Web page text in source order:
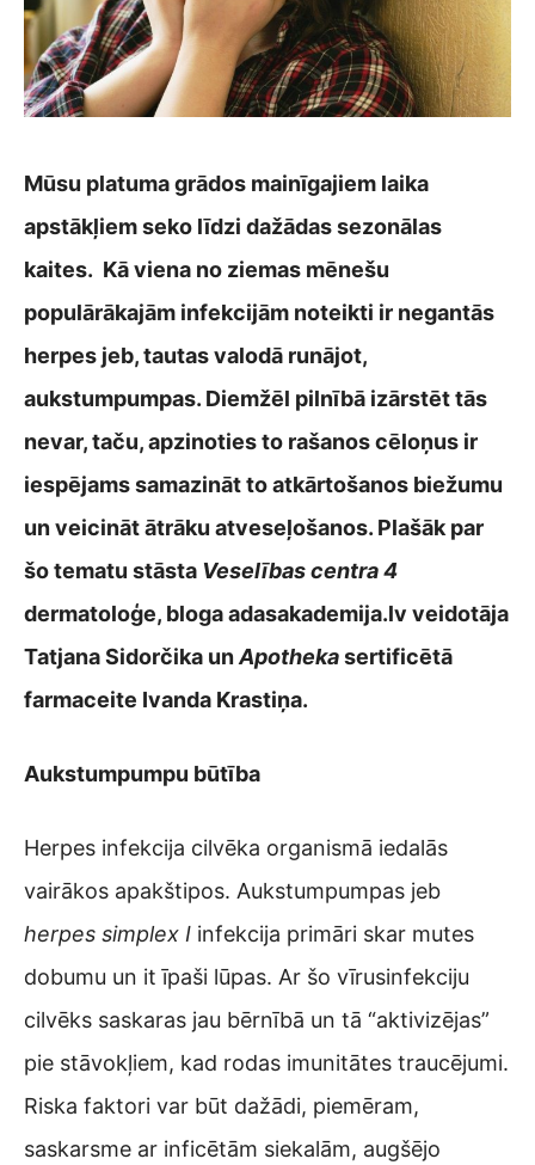
Mūsu platuma grādos mainīgajiem laika
apstākļiem seko līdzi dažādas sezonālas
kaites. Kā viena no ziemas mēnešu
populārākajām infekcijām noteikti ir negantās
herpes jeb, tautas valodā runājot,
aukstumpumpas. Diemžēl pilnībā izārstēt tās
nevar, taču, apzinoties to rašanos cēloņus ir
iespējams samazināt to atkārtošanos biežumu
un veicināt ātrāku atveseļošanos. Plašāk par
šo tematu stāsta Veselības centra 4
dermatoloģe, bloga adasakademija.lv veidotāja
Tatjana Sidorčika unApothekasertificētā
farmaceite Ivanda Krastiņa.
Aukstumpumpu būtība
Herpes infekcija cilvēka organismā iedalās
vairākos apakštipos. Aukstumpumpas jeb
herpes simplex I infekcija primāri skar mutes
dobumu un it īpaši lūpas. Ar šo vīrusinfekciju
cilvēks saskaras jau bērnībā un tā “aktivizējas”
pie stāvokļiem, kad rodas imunitātes traucējumi.
Riska faktori var būt dažādi, piemēram,
saskarsme ar inficētām siekalām, augšējo